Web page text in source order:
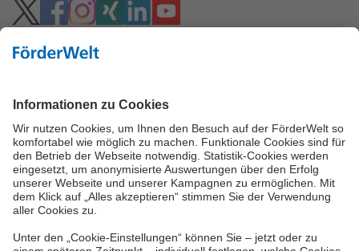
Hoher Kontrast
Vielzahl an Fördermitteln
Eine Förderung Ihres Projektes kann, je nach
Wege möglich sein. Neben den Bundes- und